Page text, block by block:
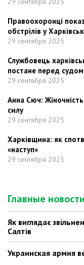
Правоохоронці
обстрілів у
29 сентября 2025
Службовець
постане перед
29 сентября 2025
Анна Сюч:
силу
29 сентября 2025
Харківщина: як
«наступ»
29 сентября 2025
Главные новости
Як виглядає
Салтів
Украинская армия